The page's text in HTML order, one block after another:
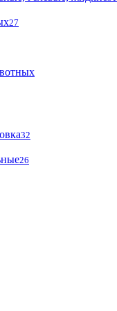
27
32
26